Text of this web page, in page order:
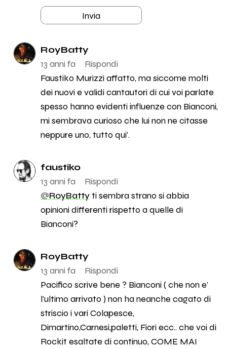
Invia
RoyBatty
13 anni fa
Rispondi
Faustiko Murizzi affatto, ma siccome molti
dei nuovi e validi cantautori di cui voi parlate
spesso hanno evidenti influenze con Bianconi,
mi sembrava curioso che lui non ne citasse
neppure uno, tutto qui'.
faustiko
13 anni fa
Rispondi
@RoyBattyti sembra strano si abbia
opinioni differenti rispetto a quelle di
Bianconi?
RoyBatty
13 anni fa
Rispondi
Pacifico scrive bene ? Bianconi ( che non e'
l'ultimo arrivato ) non ha neanche cagato di
striscio i vari Colapesce,
Dimartino,Carnesi,paletti, Fiori ecc.. che voi di
Rockit esaltate di continuo, COME MAI